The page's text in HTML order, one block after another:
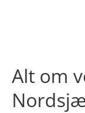
Alt om